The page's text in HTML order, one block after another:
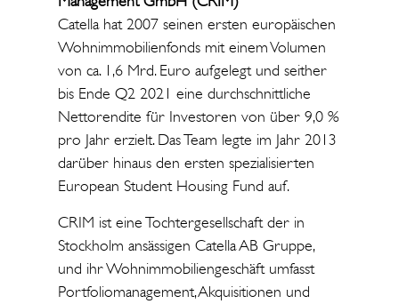
Catella hat 2007 seinen ersten europäischen
Wohnimmobilienfonds mit einem Volumen
von ca. 1,6 Mrd. Euro aufgelegt und seither
bis Ende Q2 2021 eine durchschnittliche
Nettorendite für Investoren von über 9,0 %
pro Jahr erzielt. Das Team legte im Jahr 2013
darüber hinaus den ersten spezialisierten
European Student Housing Fund auf.
CRIM ist eine Tochtergesellschaft der in
Stockholm ansässigen Catella AB Gruppe,
und ihr Wohnimmobiliengeschäft umfasst
Portfoliomanagement, Akquisitionen und